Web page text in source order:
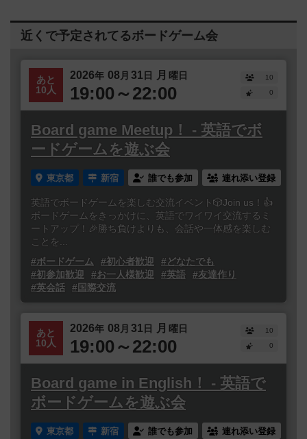
近くで予定されてるボードゲーム会
あと
10人
2026年 08 月 31日 月 曜日
19:00～22:00
10
0
Board game Meetup！ - 英語でボ
ードゲームを遊ぶ会
東京都 新宿 誰でも参加 連れ添い登録
英語でボードゲームを楽しむ交流イベント🎲Join us！👍
ボードゲームをきっかけに、英語でワイワイ交流するミ
ートアップ！🎉勝ち負けよりも、会話や一体感を楽しむ
ことを...
#ボードゲーム
#初心者歓迎
#どなたでも
#初参加歓迎
#お一人様歓迎 #英語
#友達作り
#英会話
#国際交流
あと
10人
2026年 08 月 31日 月 曜日
19:00～22:00
10
0
Board game in English！ - 英語で
ボードゲームを遊ぶ会
東京都 新宿 誰でも参加 連れ添い登録